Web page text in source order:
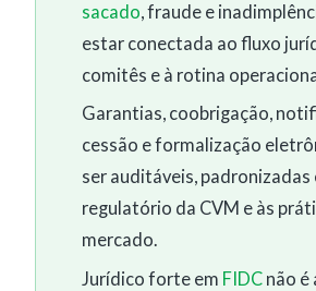
sacado, fraude e
estar conectada ao fluxo
comitês e à rotina
Garantias, coobrigação,
cessão e formalização
ser auditáveis, padronizadas
regulatório da CVM e às
mercado.
Jurídico forte em FIDCnão é